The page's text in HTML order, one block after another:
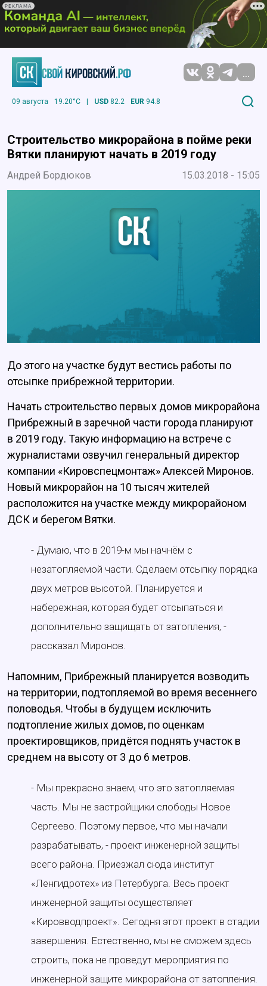
РЕКЛАМА
...
09 августа 19.20°C | USD 82.2 EUR 94.8
Строительство микрорайона в пойме реки
Вятки планируют начать в 2019 году
Андрей Бордюков 15.03.2018 - 15:05
До этого на участке будут вестись работы по
отсыпке прибрежной территории.
Начать строительство первых домов микрорайона
Прибрежный в заречной части города планируют
в 2019 году. Такую информацию на встрече с
журналистами озвучил генеральный директор
компании «Кировспецмонтаж» Алексей Миронов.
Новый микрорайон на 10 тысяч жителей
расположится на участке между микрорайоном
ДСК и берегом Вятки.
- Думаю, что в 2019-м мы начнём с
незатопляемой части. Сделаем отсыпку порядка
двух метров высотой. Планируется и
набережная, которая будет отсыпаться и
дополнительно защищать от затопления, -
рассказал Миронов.
Напомним, Прибрежный планируется возводить
на территории, подтопляемой во время весеннего
половодья. Чтобы в будущем исключить
подтопление жилых домов, по оценкам
проектировщиков, придётся поднять участок в
среднем на высоту от 3 до 6 метров.
- Мы прекрасно знаем, что это затопляемая
часть. Мы не застройщики слободы Новое
Сергеево. Поэтому первое, что мы начали
разрабатывать, - проект инженерной защиты
всего района. Приезжал сюда институт
«Ленгидротех» из Петербурга. Весь проект
инженерной защиты осуществляет
«Кировводпроект». Сегодня этот проект в стадии
завершения. Естественно, мы не сможем здесь
строить, пока не проведут мероприятия по
инженерной защите микрорайона от затопления.